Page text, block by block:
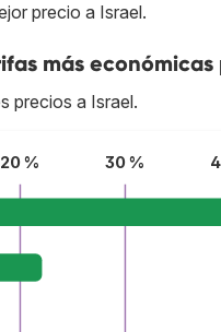
precio a Israel.
más
precios a Israel.
20 % 30 %